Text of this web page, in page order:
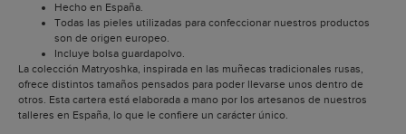
Hecho en España.
Todas las pieles utilizadas para confeccionar nuestros productos
son de origen europeo.
Incluye bolsa guardapolvo.
La colección Matryoshka, inspirada en las muñecas tradicionales rusas,
ofrece distintos tamaños pensados para poder llevarse unos dentro de
otros. Esta cartera está elaborada a mano por los artesanos de nuestros
talleres en España, lo que le confiere un carácter único.